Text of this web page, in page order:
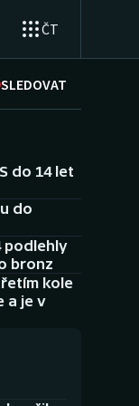
ČT
SLEDOVAT
do 14 let
do
podlehly
bronz
kole
a je v